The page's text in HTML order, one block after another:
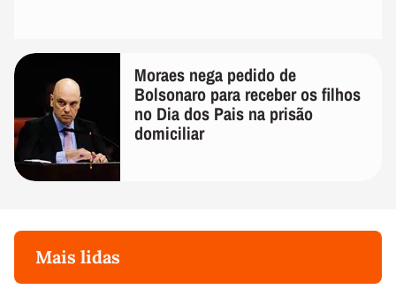
Moraes nega pedido de
Bolsonaro para receber os filhos
no Dia dos Pais na prisão
domiciliar
Mais lidas